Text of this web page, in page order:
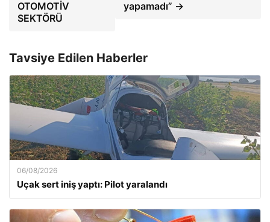
OTOMOTİV
SEKTÖRÜ
yapamadı” →
Tavsiye Edilen Haberler
06/08/2026
Uçak sert iniş yaptı: Pilot yaralandı